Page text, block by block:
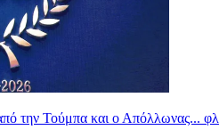
την Τούμπα και ο Απόλλωνας...